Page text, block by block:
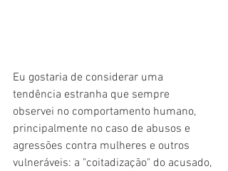
Eu gostaria de considerar uma
tendência estranha que sempre
observei no comportamento humano,
principalmente no caso de abusos e
agressões contra mulheres e outros
vulneráveis: a "coitadização" do acusado,